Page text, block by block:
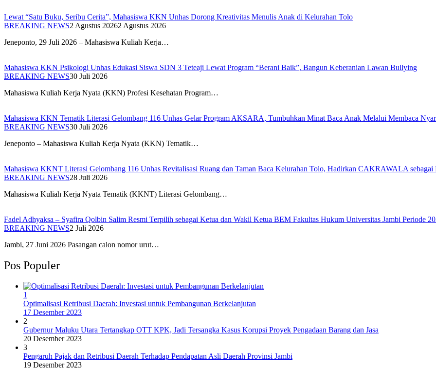
Lewat “Satu Buku, Seribu Cerita”, Mahasiswa KKN Unhas Dorong Kreativitas Menulis Anak di Kelurahan Tolo
BREAKING NEWS2 Agustus 20262 Agustus 2026
Jeneponto, 29 Juli 2026 – Mahasiswa Kuliah Kerja…
Mahasiswa KKN Psikologi Unhas Edukasi Siswa SDN 3 Teteaji Lewat Program “Berani Baik”, Bangun Keberanian Lawan Bullying
BREAKING NEWS30 Juli 2026
Mahasiswa Kuliah Kerja Nyata (KKN) Profesi Kesehatan Program…
Mahasiswa KKN Tematik Literasi Gelombang 116 Unhas Gelar Program AKSARA, Tumbuhkan Minat Baca Anak Melalui Membaca
BREAKING NEWS30 Juli 2026
Jeneponto – Mahasiswa Kuliah Kerja Nyata (KKN) Tematik…
Mahasiswa KKNT Literasi Gelombang 116 Unhas Revitalisasi Ruang dan Taman Baca Kelurahan Tolo, Hadirkan CAKRAWALA sebagai
BREAKING NEWS28 Juli 2026
Mahasiswa Kuliah Kerja Nyata Tematik (KKNT) Literasi Gelombang…
Fadel Adhyaksa – Syafira Qolbin Salim Resmi Terpilih sebagai Ketua dan Wakil Ketua BEM Fakultas Hukum Universitas Jambi Periode
BREAKING NEWS2 Juli 2026
Jambi, 27 Juni 2026 Pasangan calon nomor urut…
Pos Populer
1
Optimalisasi Retribusi Daerah: Investasi untuk Pembangunan Berkelanjutan
17 Desember 2023
2
Gubernur Maluku Utara Tertangkap OTT KPK, Jadi Tersangka Kasus Korupsi Proyek Pengadaan Barang dan Jasa
20 Desember 2023
3
Pengaruh Pajak dan Retribusi Daerah Terhadap Pendapatan Asli Daerah Provinsi Jambi
19 Desember 2023